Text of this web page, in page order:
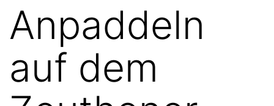
Anpaddeln
auf dem